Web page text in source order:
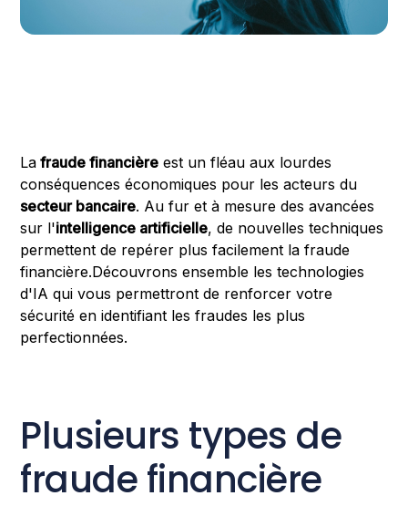
La fraude financière est un fléau aux lourdes
conséquences économiques pour les acteurs du
secteur bancaire. Au fur et à mesure des avancées
sur l'intelligence artificielle, de nouvelles techniques
permettent de repérer plus facilement la fraude
financière.Découvrons ensemble les technologies
d'IA qui vous permettront de renforcer votre
sécurité en identifiant les fraudes les plus
perfectionnées.
Plusieurs types de
fraude financière